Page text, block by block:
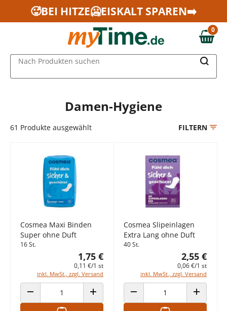
Zum Hauptinhalt springen
Zur Navigation springen
Zur Suche springen
🥵BEI HITZE🥶EISKALT SPAREN➡️
0,00 €
0
Nach Produkten suchen
Damen-Hygiene
61 Produkte ausgewählt FILTERN
Cosmea Maxi Binden
Super ohne Duft
16 St.
1,75 €
0,11 €/1 st
inkl. MwSt., zzgl. Versand
ANZAHL VERRINGERN ANZAHL ERHÖHEN
Cosmea Slipeinlagen
Extra Lang ohne Duft
40 St.
2,55 €
0,06 €/1 st
inkl. MwSt., zzgl. Versand
ANZAHL VERRINGERN ANZAHL